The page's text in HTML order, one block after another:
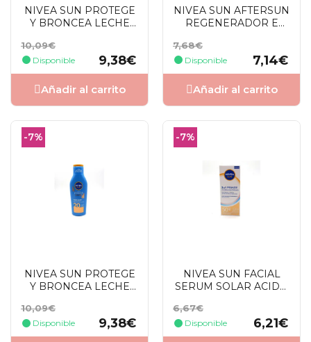
NIVEA SUN PROTEGE
Y BRONCEA LECHE
SPF20 270 ML
Precio
base
10,09€
Disponible
Precio
9,38€
Añadir al carrito
NIVEA SUN AFTERSUN
REGENERADOR E
Precio
base
7,68€
Disponible
Precio
7,14€
Añadir al carrito
-7%
NIVEA SUN PROTEGE
Y BRONCEA LECHE
Precio
base
10,09€
Disponible
Precio
9,38€
-7%
NIVEA SUN FACIAL
SERUM SOLAR ACIDO
Precio
base
6,67€
Disponible
Precio
6,21€